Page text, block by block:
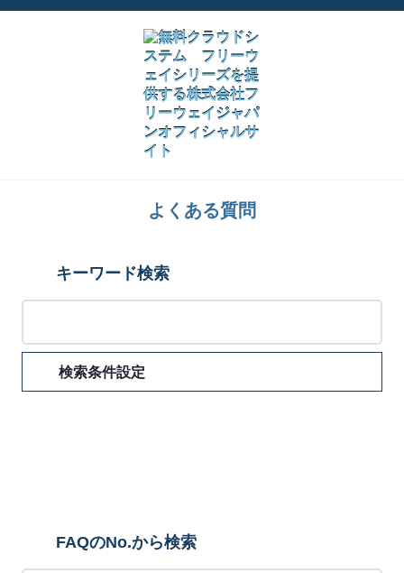
よくある質問
キーワード検索
検索条件設定
FAQのNo.から検索